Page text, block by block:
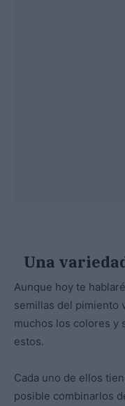
Una
Aunque hoy te
semillas del pimiento
muchos los colores y
estos.
Cada uno de ellos
posible combinarlos